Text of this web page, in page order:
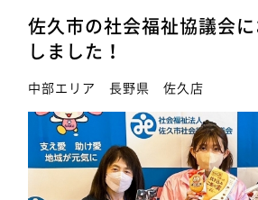
佐久市の社会福祉協議会
しました！
中部エリア 長野県 佐久店